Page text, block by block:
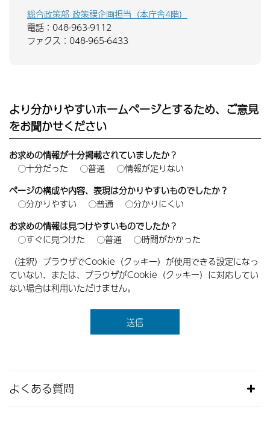
総合政策部 政策課企画担当（本庁舎4階）
電話：048-963-9112
ファクス：048-965-6433
より分かりやすいホームページとするため、ご意見
をお聞かせください
お求めの情報が十分掲載されていましたか？
十分だった
普通
情報が足りない
ページの構成や内容、表現は分かりやすいものでしたか？
分かりやすい
普通
分かりにくい
お求めの情報は見つけやすいものでしたか？
すぐに見つけた
普通
時間がかかった
（注釈）ブラウザでCookie（クッキー）が使用できる設定になっ
ていない、または、ブラウザがCookie（クッキー）に対応してい
ない場合は利用いただけません。
よくある質問